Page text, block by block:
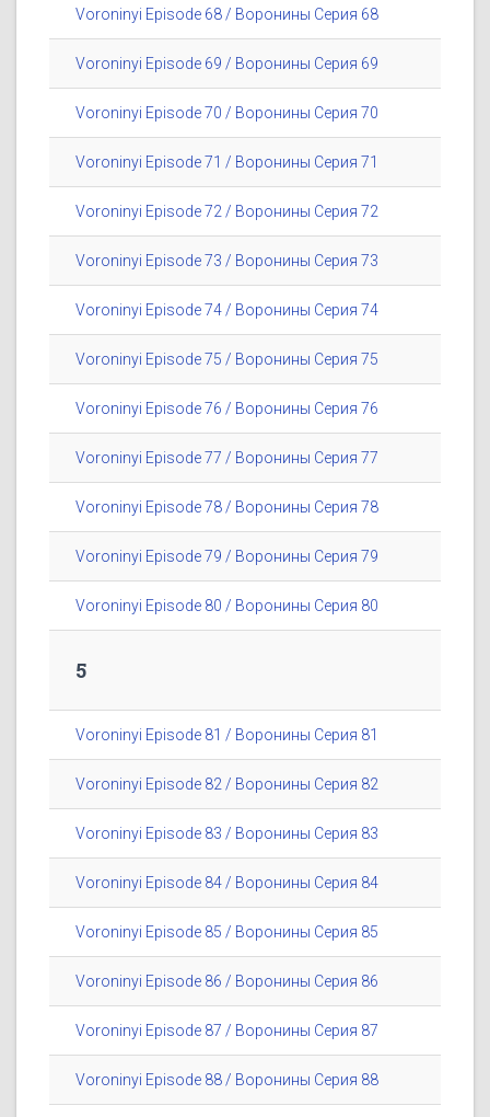
Voroninyi Episode 68 / Воронины Серия 68
Voroninyi Episode 69 / Воронины Серия 69
Voroninyi Episode 70 / Воронины Серия 70
Voroninyi Episode 71 / Воронины Серия 71
Voroninyi Episode 72 / Воронины Серия 72
Voroninyi Episode 73 / Воронины Серия 73
Voroninyi Episode 74 / Воронины Серия 74
Voroninyi Episode 75 / Воронины Серия 75
Voroninyi Episode 76 / Воронины Серия 76
Voroninyi Episode 77 / Воронины Серия 77
Voroninyi Episode 78 / Воронины Серия 78
Voroninyi Episode 79 / Воронины Серия 79
Voroninyi Episode 80 / Воронины Серия 80
5
Voroninyi Episode 81 / Воронины Серия 81
Voroninyi Episode 82 / Воронины Серия 82
Voroninyi Episode 83 / Воронины Серия 83
Voroninyi Episode 84 / Воронины Серия 84
Voroninyi Episode 85 / Воронины Серия 85
Voroninyi Episode 86 / Воронины Серия 86
Voroninyi Episode 87 / Воронины Серия 87
Voroninyi Episode 88 / Воронины Серия 88